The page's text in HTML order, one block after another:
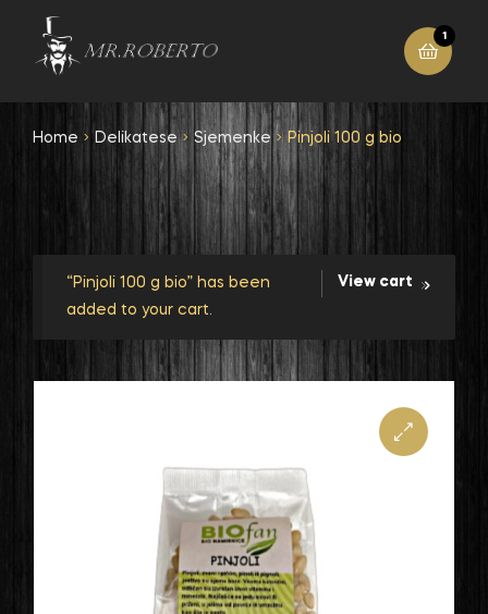
1
Home Delikatese Sjemenke Pinjoli 100 g bio
View cart
“Pinjoli 100 g bio” has been
added to your cart.